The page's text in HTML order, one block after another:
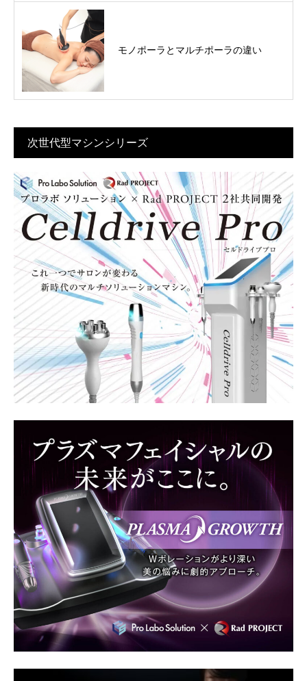
モノポーラとマルチポーラの違い
次世代型マシンシリーズ